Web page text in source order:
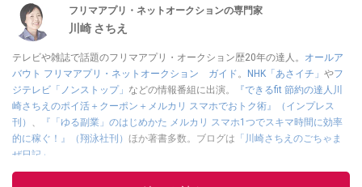
フリマアプリ・ネットオークションの専門家
川崎 さちえ
テレビや雑誌で話題のフリマアプリ・オークション歴20年の達人。 オールア
バウト フリマアプリ・ネットオークション ガイド。 NHK「あさイチ」 やフ
ジテレビ「ノンストップ」 などの情報番組に出演。
『できるfit 節約の達人川
崎さちえのポイ活＋クーポン＋メルカリ スマホでおトク術』（インプレス
刊） 、
『「ゆる副業」のはじめかた メルカリ スマホ1つでスキマ時間に効率
的に稼ぐ！』（翔泳社刊） ほか著書多数。ブログは 「川崎さちえのごちゃま
ぜ日記」
■経歴：2003年、夫が子育てをするために、突然会社を辞める。翌月からの